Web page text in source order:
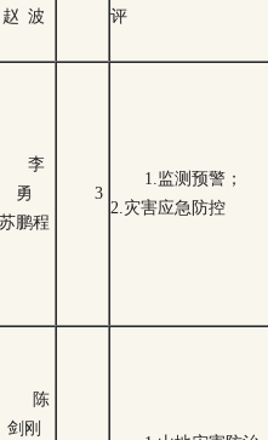
赵 波
评
李
勇
苏鹏程
3
1.监测预警；
2.灾害应急防控
陈
剑刚